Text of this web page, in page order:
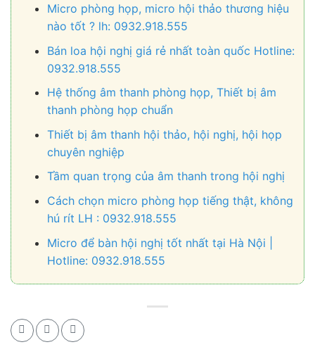
Micro phòng họp, micro hội thảo thương hiệu
nào tốt ? lh: 0932.918.555
Bán loa hội nghị giá rẻ nhất toàn quốc Hotline:
0932.918.555
Hệ thống âm thanh phòng họp, Thiết bị âm
thanh phòng họp chuẩn
Thiết bị âm thanh hội thảo, hội nghị, hội họp
chuyên nghiệp
Tầm quan trọng của âm thanh trong hội nghị
Cách chọn micro phòng họp tiếng thật, không
hú rít LH : 0932.918.555
Micro để bàn hội nghị tốt nhất tại Hà Nội |
Hotline: 0932.918.555